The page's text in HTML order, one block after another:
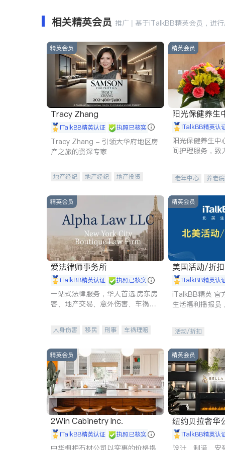
相关精英会员 推广 | 基于iTalkBB精英会员，进
精英会员
Tracy Zhang
iTalkBB精英认证 执照已核实
Tracy Zhang - 引领大华府地区房
产之旅的资深专家
地产经纪 地产经纪
地产投资
精英会员
阳光保健养生
iTalkBB精英认
阳光保健养生中
间护理服务，致
老年中心 养老院
精英会员
爱法律师事务所
iTalkBB精英认证 执照已核实
一站式法律服务，华人首选.房东房
客、地产交易、意外伤害、车祸重
人身伤害 移民 刑事
车祸理赔
商标注册
索赔 律师-其它 保释
精英会员
美国活动/折
iTalkBB精英认
iTalkBB精英 官
生活福利播报员
活动/折扣
精英会员
2Win Cabinetry Inc.
iTalkBB精英认证 执照已核实
中华橱柜石材公司以实惠的价格提
精英会员
纽约贝拉奢华公司
E iTalkBB精英认
设计、制造、安